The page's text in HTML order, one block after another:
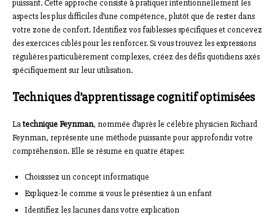
puissant. Cette approche consiste à pratiquer intentionnellement les
aspects les plus difficiles d’une compétence, plutôt que de rester dans
votre zone de confort. Identifiez vos faiblesses spécifiques et concevez
des exercices ciblés pour les renforcer. Si vous trouvez les expressions
régulières particulièrement complexes, créez des défis quotidiens axés
spécifiquement sur leur utilisation.
Techniques d’apprentissage cognitif optimisées
Latechnique Feynman, nommée d’après le célèbre physicien Richard
Feynman, représente une méthode puissante pour approfondir votre
compréhension. Elle se résume en quatre étapes:
Choisissez un concept informatique
Expliquez-le comme si vous le présentiez à un enfant
Identifiez les lacunes dans votre explication